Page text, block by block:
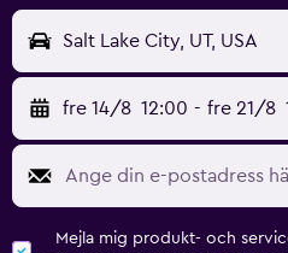
Salt Lake City, UT, USA
fre 14/8 12:00 - fre 21/8
Mejla mig produkt- och